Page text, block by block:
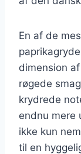
En af de
dimension
røgede
krydrede
endnu mere
ikke kun
til en